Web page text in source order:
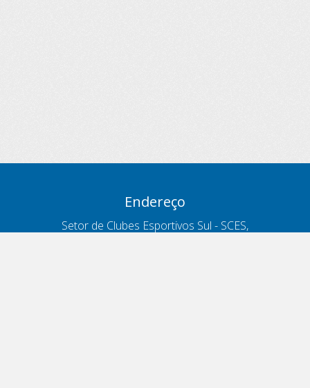
Endereço
Setor de Clubes Esportivos Sul - SCES,